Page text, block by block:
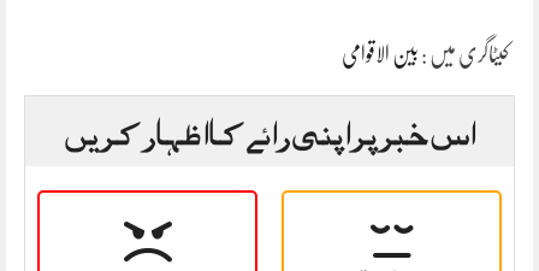
کیٹاگری میں : بین الاقوامی
اس خبر پر اپنی رائے کا اظہار کریں